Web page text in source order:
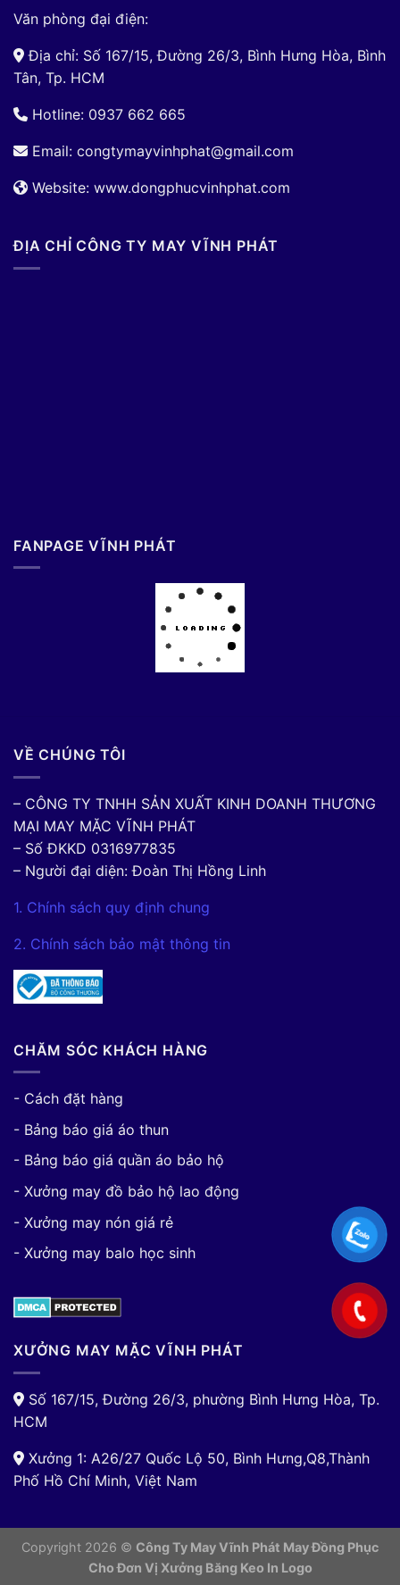
Văn phòng đại điện:
Địa chỉ: Số 167/15, Đường 26/3, Bình Hưng Hòa, Bình
Tân, Tp. HCM
Hotline: 0937 662 665
Email: congtymayvinhphat@gmail.com
Website: www.dongphucvinhphat.com
ĐỊA CHỈ CÔNG TY MAY VĨNH PHÁT
FANPAGE VĨNH PHÁT
VỀ CHÚNG TÔI
– CÔNG TY TNHH SẢN XUẤT KINH DOANH THƯƠNG
MẠI MAY MẶC VĨNH PHÁT
– Số ĐKKD 0316977835
– Người đại diện: Đoàn Thị Hồng Linh
1. Chính sách quy định chung
2. Chính sách bảo mật thông tin
CHĂM SÓC KHÁCH HÀNG
- Cách đặt hàng
- Bảng báo giá áo thun
- Bảng báo giá quần áo bảo hộ
- Xưởng may đồ bảo hộ lao động
- Xưởng may nón giá rẻ
- Xưởng may balo học sinh
XƯỞNG MAY MẶC VĨNH PHÁT
Số 167/15, Đường 26/3, phường Bình Hưng Hòa, Tp.
HCM
Xưởng 1: A26/27 Quốc Lộ 50, Bình Hưng,Q8,Thành
Phố Hồ Chí Minh, Việt Nam
Copyright 2026 © Công Ty May Vĩnh Phát May Đồng Phục
Cho Đơn Vị Xưởng Băng Keo In Logo